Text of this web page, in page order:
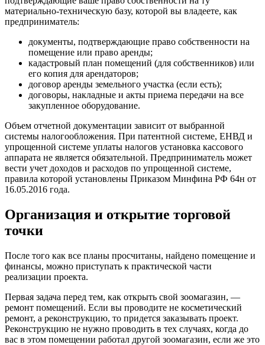
материально-техническую базу, которой вы владеете, как
предприниматель:
документы, подтверждающие право собственности на
помещение или право аренды;
кадастровый план помещений (для собственников) или
его копия для арендаторов;
договор аренды земельного участка (если есть);
договоры, накладные и акты приема передачи на все
закупленное оборудование.
Объем отчетной документации зависит от выбранной
системы налогообложения. При патентной системе, ЕНВД и
упрощенной системе уплаты налогов установка кассового
аппарата не является обязательной. Предприниматель может
вести учет доходов и расходов по упрощенной системе,
правила которой установлены Приказом Минфина РФ 64н от
16.05.2016 года.
Организация и открытие торговой
точки
После того как все планы просчитаны, найдено помещение и
финансы, можно приступать к практической части
реализации проекта.
Первая задача перед тем, как открыть свой зоомагазин, —
ремонт помещений. Если вы проводите не косметический
ремонт, а реконструкцию, то придется заказывать проект.
Реконструкцию не нужно проводить в тех случаях, когда до
вас в этом помещении работал другой зоомагазин, если же это